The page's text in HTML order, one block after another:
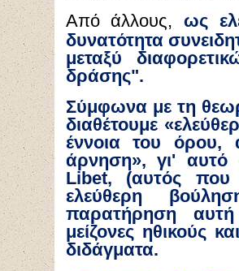
Από άλλους, ως
δυνατότητα
μεταξύ
δράσης".
Σύμφωνα με τη
διαθέτουμε
έννοια του όρου,
άρνηση», γι' αυτό
Libet, (αυτός που
ελεύθερη
παρατήρηση
μείζονες ηθικούς
διδάγματα.